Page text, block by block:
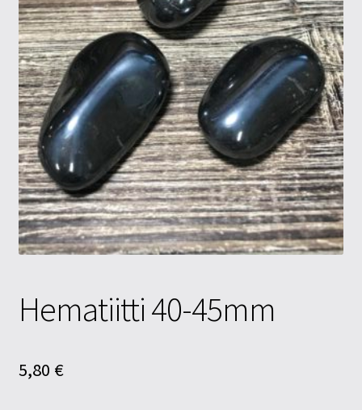
Tietosuojaseloste
Tuotteet
Yritysinfo
Hematiitti 40-45mm
5,80 €